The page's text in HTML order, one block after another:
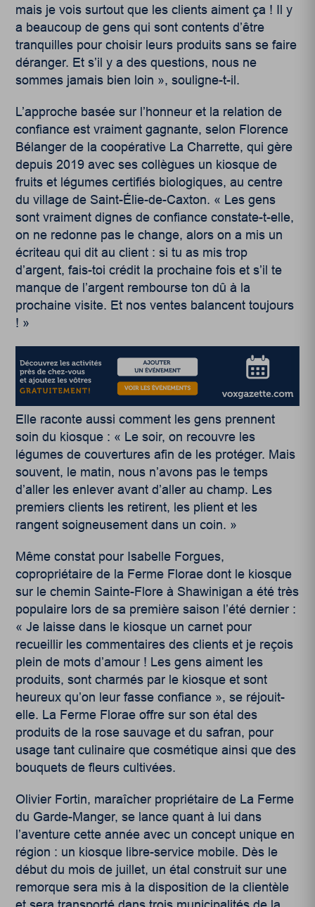
mais je vois surtout que les clients aiment ça ! Il y
a beaucoup de gens qui sont contents d’être
tranquilles pour choisir leurs produits sans se faire
déranger. Et s’il y a des questions, nous ne
sommes jamais bien loin », souligne-t-il.
L’approche basée sur l’honneur et la relation de
confiance est vraiment gagnante, selon Florence
Bélanger de la coopérative La Charrette, qui gère
depuis 2019 avec ses collègues un kiosque de
fruits et légumes certifiés biologiques, au centre
du village de Saint-Élie-de-Caxton. « Les gens
sont vraiment dignes de confiance constate-t-elle,
on ne redonne pas le change, alors on a mis un
écriteau qui dit au client : si tu as mis trop
d’argent, fais-toi crédit la prochaine fois et s’il te
manque de l’argent rembourse ton dû à la
prochaine visite. Et nos ventes balancent toujours
! »
Elle raconte aussi comment les gens prennent
soin du kiosque : « Le soir, on recouvre les
légumes de couvertures afin de les protéger. Mais
souvent, le matin, nous n’avons pas le temps
d’aller les enlever avant d’aller au champ. Les
premiers clients les retirent, les plient et les
rangent soigneusement dans un coin. »
Même constat pour Isabelle Forgues,
copropriétaire de la Ferme Florae dont le kiosque
sur le chemin Sainte-Flore à Shawinigan a été très
populaire lors de sa première saison l’été dernier :
« Je laisse dans le kiosque un carnet pour
recueillir les commentaires des clients et je reçois
plein de mots d’amour ! Les gens aiment les
produits, sont charmés par le kiosque et sont
heureux qu’on leur fasse confiance », se réjouit-
elle. La Ferme Florae offre sur son étal des
produits de la rose sauvage et du safran, pour
usage tant culinaire que cosmétique ainsi que des
bouquets de fleurs cultivées.
Olivier Fortin, maraîcher propriétaire de La Ferme
du Garde-Manger, se lance quant à lui dans
l’aventure cette année avec un concept unique en
région : un kiosque libre-service mobile. Dès le
début du mois de juillet, un étal construit sur une
remorque sera mis à la disposition de la clientèle